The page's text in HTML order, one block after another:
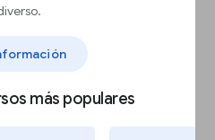
más populares